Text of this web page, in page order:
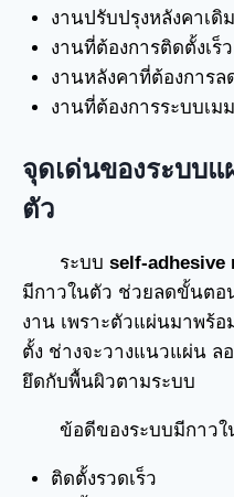
งานปรับปรุงหลังคาเดิม
งานที่ต้องการติดตั้งเร็ว
งานหลังคาที่ต้องการ
งานที่ต้องการระบบเม
จุดเด่นของระบบแ
ตัว
ระบบ self-adhesive
มีกาวในตัว ช่วยลดขั้นตอ
งาน เพราะตัวแผ่นมาพร้
ตั้ง ช่างจะวางแนวแผ่น ล
ยึดกับพื้นผิวตามระบบ
ข้อดีของระบบมีกาว
ติดตั้งรวดเร็ว